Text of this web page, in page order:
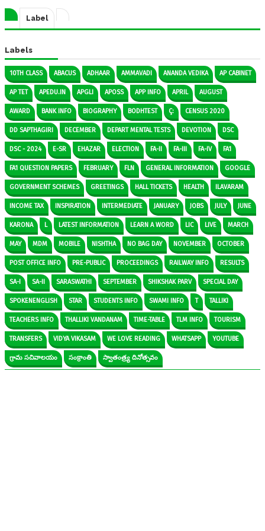
Label
Labels
10TH CLASS ABACUS ADHAAR AMMAVADI ANANDA VEDIKA AP CABINET
AP TET APEDU.IN APGLI APOSS APP INFO APRIL AUGUST
AWARD BANK INFO BIOGRAPHY BODHTEST Ç: CENSUS 2020
DD SAPTHAGIRI DECEMBER DEPART MENTAL TESTS DEVOTION DSC
DSC - 2024 E-SR EHAZAR ELECTION FA-II FA-III FA-IV FA1
FA1 QUESTION PAPERS FEBRUARY FLN GENERAL INFORMATION GOOGLE
GOVERNMENT SCHEMES GREETINGS HALL TICKETS HEALTH ILAVARAM
INCOME TAX INSPIRATION INTERMEDIATE JANUARY JOBS JULY JUNE
KARONA L LATEST INFORMATION LEARN A WORD LIC LIVE MARCH
MAY MDM MOBILE NISHTHA NO BAG DAY NOVEMBER OCTOBER
POST OFFICE INFO PRE-PUBLIC PROCEEDINGS RAILWAY INFO RESULTS
SA-I SA-II SARASWATHI SEPTEMBER SHIKSHAK PARV SPECIAL DAY
SPOKENENGLISH STAR STUDENTS INFO SWAMI INFO T TALLIKI
TEACHERS INFO THALLIKI VANDANAM TIME-TABLE TLM INFO TOURISM
TRANSFERS VIDYA VIKASAM WE LOVE READING WHATSAPP YOUTUBE
గ్రామ సచివాలయం సంక్రాంతి స్వాతంత్ర్య దినోత్సవం